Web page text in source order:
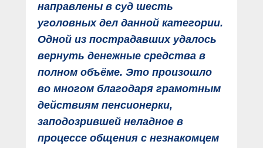
направлены в суд шесть
уголовных дел данной категории.
Одной из пострадавших удалось
вернуть денежные средства в
полном объёме. Это произошло
во многом благодаря грамотным
действиям пенсионерки,
заподозрившей неладное в
процессе общения с незнакомцем